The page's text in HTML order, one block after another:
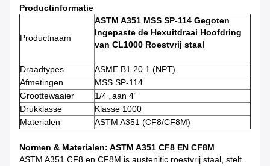
Productinformatie
Productnaam
ASTM A351 MSS SP-114 Gegoten
Ingepaste de Hexuitdraai Hoofdring
van CL1000 Roestvrij staal
Draadtypes
ASME B1.20.1 (NPT)
Afmetingen
MSS SP-114
Groottewaaier
1/4 „aan 4“
Drukklasse
Klasse 1000
Materialen
ASTM A351 (CF8/CF8M)
Normen & Materialen: ASTM A351 CF8 EN CF8M
ASTM A351 CF8 en CF8M is austenitic roestvrij staal, stelt